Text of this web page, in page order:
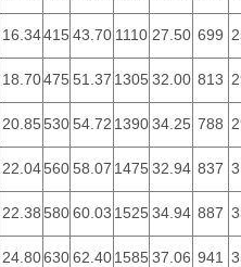
16.34415 43.70 1110 27.50 699
18.70475 51.37 1305 32.00 813
20.85530 54.72 1390 34.25 788
22.04560 58.07 1475 32.94 837
22.38 580 60.03 1525 34.94 887
24.80630 62.40 1585 37.06 941